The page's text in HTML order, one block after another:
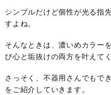
シンプルだけど個性が光る指
すよね。
そんなときは、濃いめカラー
び心と垢抜けの両方を叶えて
さっそく、不器用さんでもで
をご紹介していきます。